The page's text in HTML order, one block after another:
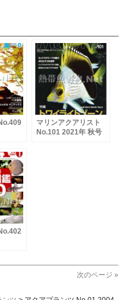
マリンアクアリスト
No.101 2021年 秋号
次のページ »